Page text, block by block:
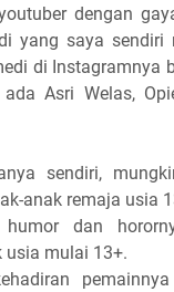
dengan
yang saya sendiri
di Instagramnya
Asri Welas,
sendiri,
anak remaja usia
humor dan
usia mulai 13+.